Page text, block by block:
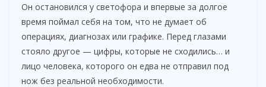
Он остановился у светофора и впервые за долгое
время поймал себя на том, что не думает об
операциях, диагнозах или графике. Перед глазами
стояло другое — цифры, которые не сходились… и
лицо человека, которого он едва не отправил под
нож без реальной необходимости.